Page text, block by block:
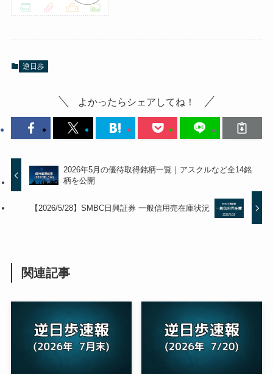
逆日歩
よかったらシェアしてね！
2026年5月の優待取得銘柄一覧｜アスクルなど全14銘
柄を公開
【2026/5/28】SMBC日興証券 一般信用売在庫状況
関連記事